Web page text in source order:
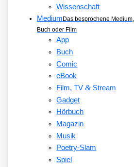
Wissenschaft
Medium Das besprochene
Buch oder Film
App
Buch
Comic
eBook
Film, TV&Stream
Gadget
Hörbuch
Magazin
Musik
Poetry-Slam
Spiel